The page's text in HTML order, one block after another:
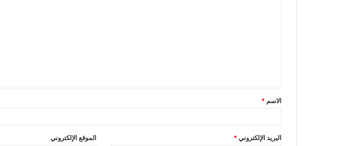
الاسم *
البريد الإلكتروني* الموقع الإلكتروني